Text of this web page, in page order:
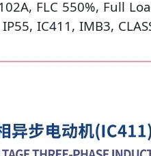
FLC 550%, Full
IC411, IMB3,